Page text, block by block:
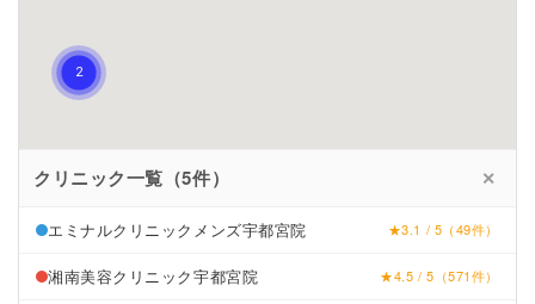
クリニック一覧（5件） ✕
エミナルクリニックメンズ宇都宮院 ★3.1 / 5（49件）
湘南美容クリニック宇都宮院 ★4.5 / 5（571件）